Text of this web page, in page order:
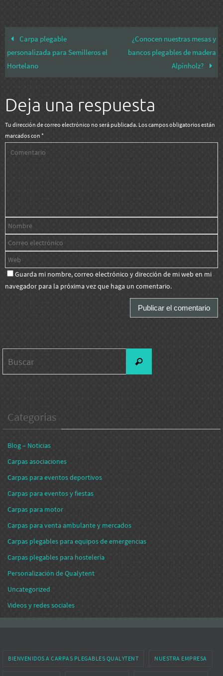
Carpa plegable
personalizada para Semilleros el
Hortelano
¿Conocen nuestras mesas y
bancos plegables de madera
Alpinholz?
Deja una respuesta
Tu dirección de correo electrónico no será publicada. Los campos obligatorios están
marcados con *
Guarda mi nombre, correo electrónico y dirección de mi web en mi
navegador para la próxima vez que haga un comentario.
Buscar
Categorías
Blog – Noticias
Carpas asociaciones
Carpas para eventos deportivos
Carpas para eventos y fiestas
Carpas para motor
Carpas para venta ambulante y mercados
Carpas plegables para equipos de emergencias
Carpas plegables para hostelería
Personalización de Qualytent
Uncategorized
Videos y redes sociales
BIENVENIDOS A CARPAS PLEGABLES QUALYTENT NUESTRA EMPRESA